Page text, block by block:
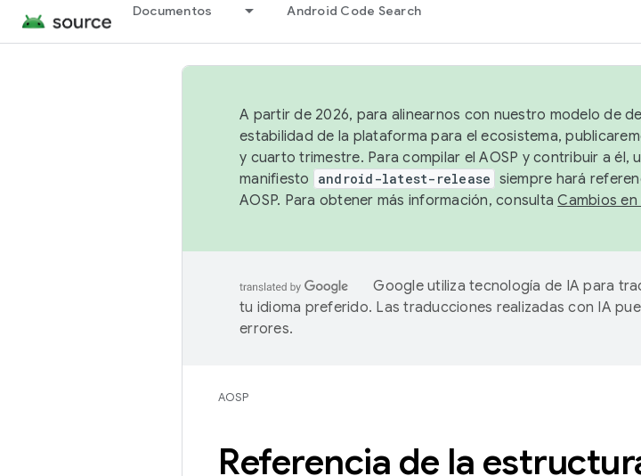
Documentos Android Code Search
A partir de 2026, para alinearnos con nuestro modelo de
estabilidad de la plataforma para el ecosistema,
y cuarto trimestre. Para compilar el AOSP y contribuir a él,
manifiesto
android-latest-release siempre hará
AOSP. Para obtener más información, consultaCambios en
Google utiliza tecnología de IA para
tu idioma preferido. Las traducciones realizadas con IA
errores.
AOSP
Referencia de la